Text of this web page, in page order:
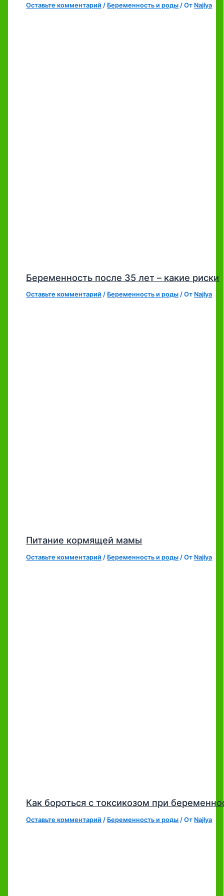
Оставьте комментарий / Беременность и роды / От Najlya
Беременность после 35 лет – какие риски
Оставьте комментарий / Беременность и роды / От Najlya
Питание кормящей мамы
Оставьте комментарий / Беременность и роды / От Najlya
Как бороться с токсикозом при
Оставьте комментарий / Беременность и роды / От Najlya